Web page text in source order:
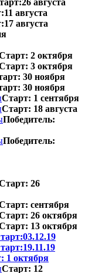
августа
августа
2 октября
3 октября
30 ноября
30 ноября
Старт: 1 сентября
Старт: 18 августа
Победитель:
Победитель:
26
сентября
26 октября
13 октября
1 октября
Старт: 12